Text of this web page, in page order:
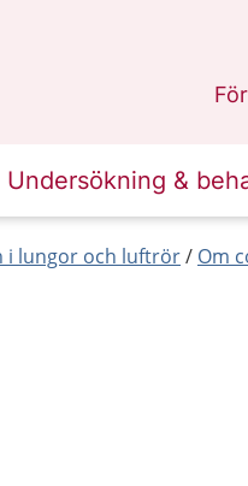
Undersökning &
i lungor och luftrör Om